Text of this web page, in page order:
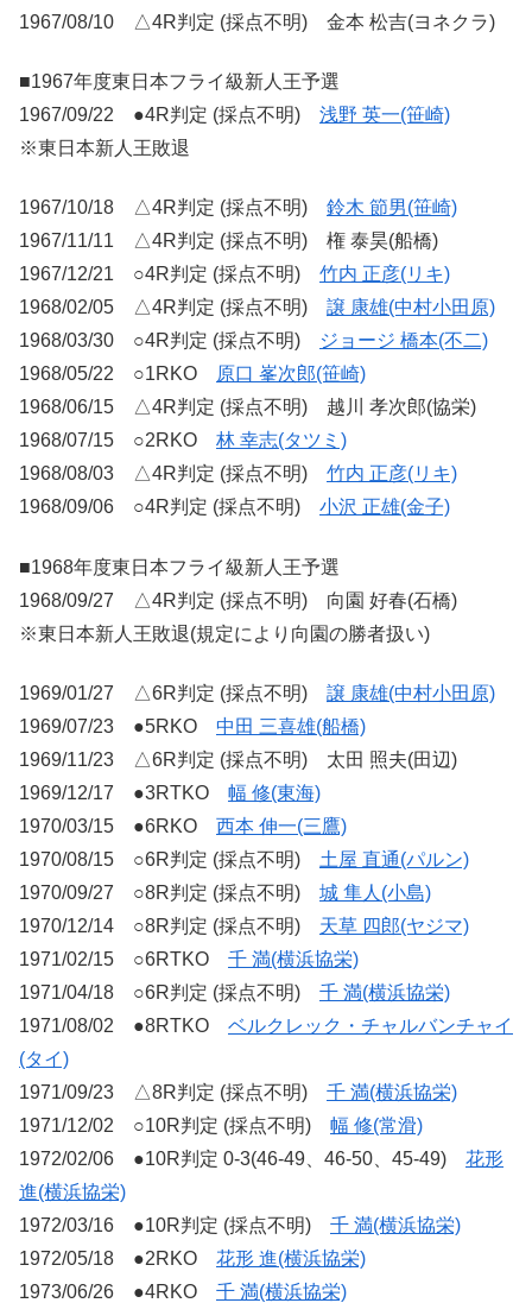
1967/08/10 △4R判定 (採点不明) 金本 松吉(ヨネクラ)
■1967年度東日本フライ級新人王予選
1967/09/22 ●4R判定 (採点不明) 浅野 英一(笹崎)
※東日本新人王敗退
1967/10/18 △4R判定 (採点不明) 鈴木 節男(笹崎)
1967/11/11 △4R判定 (採点不明) 権 泰昊(船橋)
1967/12/21 ○4R判定 (採点不明) 竹内 正彦(リキ)
1968/02/05 △4R判定 (採点不明) 譲 康雄(中村小田原)
1968/03/30 ○4R判定 (採点不明)
ジョージ 橋本(不二)
1968/05/22 ○1RKO
原口 峯次郎(笹崎)
1968/06/15 △4R判定 (採点不明) 越川 孝次郎(協栄)
1968/07/15 ○2RKO 林 幸志(タツミ)
1968/08/03 △4R判定 (採点不明) 竹内 正彦(リキ)
1968/09/06 ○4R判定 (採点不明) 小沢 正雄(金子)
■1968年度東日本フライ級新人王予選
1968/09/27 △4R判定 (採点不明) 向園 好春(石橋)
※東日本新人王敗退(規定により向園の勝者扱い)
1969/01/27 △6R判定 (採点不明) 譲 康雄(中村小田原)
1969/07/23 ●5RKO 中田 三喜雄(船橋)
1969/11/23 △6R判定 (採点不明) 太田 照夫(田辺)
1969/12/17 ●3RTKO 幅 修(東海)
1970/03/15 ●6RKO 西本 伸一(三鷹)
1970/08/15 ○6R判定 (採点不明) 土屋 直通(パルン)
1970/09/27 ○8R判定 (採点不明) 城 隼人(小島)
1970/12/14 ○8R判定 (採点不明) 天草 四郎(ヤジマ)
1971/02/15 ○6RTKO 千 満(横浜協栄)
1971/04/18 ○6R判定 (採点不明) 千 満(横浜協栄)
1971/08/02 ●8RTKO ベルクレック・チャルバンチャイ
(タイ)
1971/09/23 △8R判定 (採点不明) 千 満(横浜協栄)
1971/12/02 ○10R判定 (採点不明) 幅 修(常滑)
1972/02/06 ●10R判定 0-3(46-49、46-50、45-49) 花形
進(横浜協栄)
1972/03/16 ●10R判定 (採点不明) 千 満(横浜協栄)
1972/05/18 ●2RKO 花形 進(横浜協栄)
1973/06/26 ●4RKO 千 満(横浜協栄)